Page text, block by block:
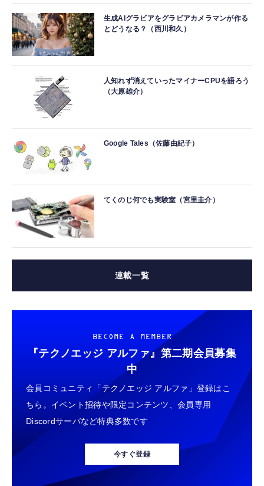
生成AIグラビアをグラビアカメラマンが作る
とどうなる？（西川和久）
人知れず消えていったマイナーCPUを語ろう
（大原雄介）
Google Tales（佐藤由紀子）
てくのじ何でも実験室（宮里圭介）
連載一覧
BECOME A MEMBER
『テクノエッジ アルファ』 第二期会員募集
中
会員コミュニティ「テクノエッジ アルファ」登録はこ
ちら。イベント招待や限定コンテンツ、会員専用
Discordサーバなど特典多数です
今すぐ登録